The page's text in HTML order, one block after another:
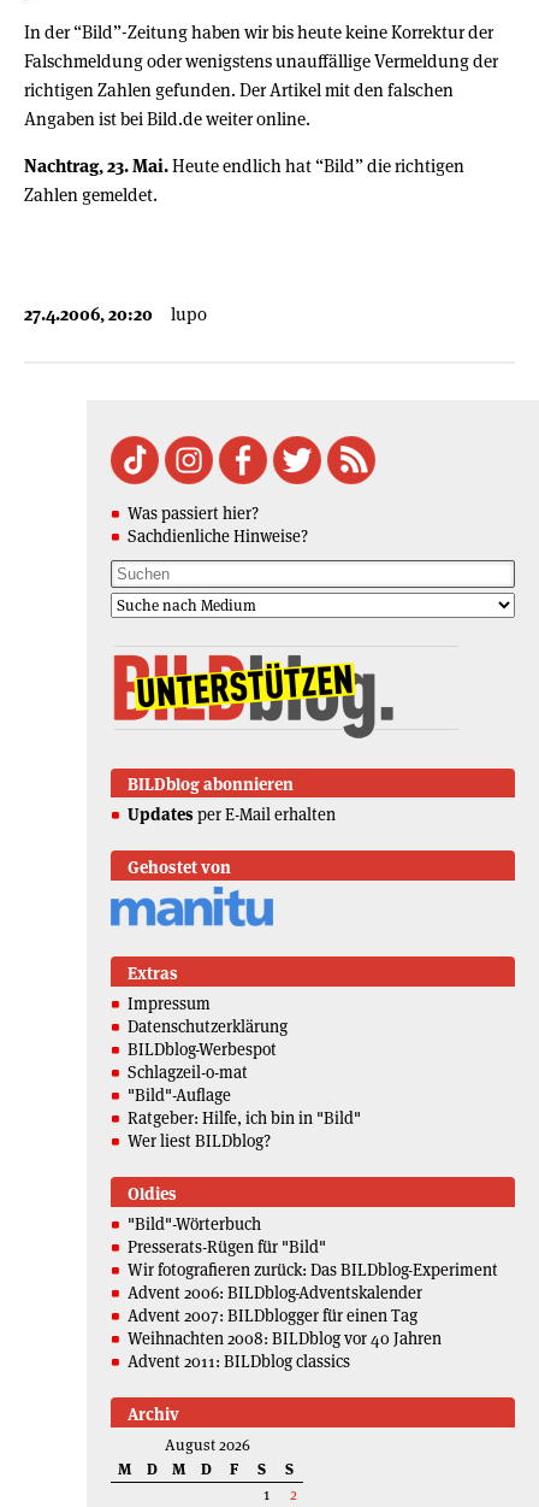
In der “Bild”-Zeitung haben wir bis heute keine Korrektur der
Falschmeldung oder wenigstens unauffällige Vermeldung der
richtigen Zahlen gefunden. Der Artikel mit den falschen
Angaben ist bei Bild.de weiter online.
Nachtrag, 23. Mai.Heute endlich hat “Bild” die richtigen
Zahlen gemeldet.
27.4.2006, 20:20 lupo
Was passiert hier?
Sachdienliche Hinweise?
BILDblog abonnieren
Updates per E-Mail erhalten
Gehostet von
Extras
Impressum
Datenschutzerklärung
BILDblog-Werbespot
Schlagzeil-o-mat
"Bild"-Auflage
Ratgeber: Hilfe, ich bin in "Bild"
Wer liest BILDblog?
Oldies
"Bild"-Wörterbuch
Presserats-Rügen für "Bild"
Wir fotografieren zurück: Das BILDblog-Experiment
Advent 2006: BILDblog-Adventskalender
Advent 2007: BILDblogger für einen Tag
Weihnachten 2008: BILDblog vor 40 Jahren
Advent 2011: BILDblog classics
Archiv
August 2026
M
D M D F S
S
1
2